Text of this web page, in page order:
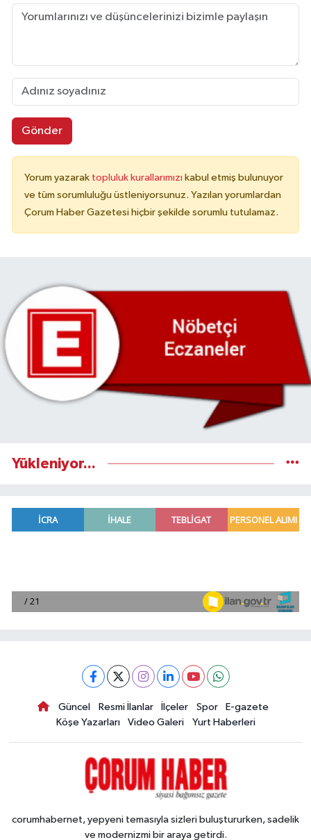
Gönder
Yorum yazarak topluluk kurallarımızı kabul etmiş bulunuyor
ve tüm sorumluluğu üstleniyorsunuz. Yazılan yorumlardan
Çorum Haber Gazetesi hiçbir şekilde sorumlu tutulamaz.
Yükleniyor...
Güncel Resmi İlanlar İlçeler Spor
E-gazete
Köşe Yazarları
Video Galeri Yurt Haberleri
corumhabernet, yepyeni temasıyla sizleri buluştururken, sadelik
ve modernizmi bir araya getirdi.